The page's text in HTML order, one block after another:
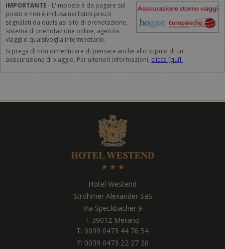
IMPORTANTE - L'imposta è da pagare sul
posto e non è inclusa nei listini prezzi
segnalati da qualsiasi sito di prenotazione,
sistema di prenotazione online, agenzia
viaggi o qualsivoglia intermediario.
Si prega di non dimenticare di pensare anche allo stipulo di un
assicurazione di viaggio. Per ulteriori informazioni, clicca [qui].
Hotel Westend
Strohmer Alexander SaS
Via Speckbacher 9
I–39012 Merano
T: 0039 0473 44 76 54
F: 0039 0473 22 27 26